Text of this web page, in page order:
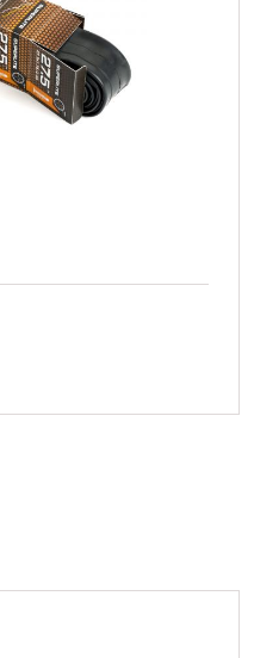
teraz w
60zł na kolejne